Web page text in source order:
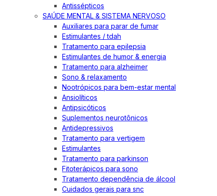
Antissépticos
SAÚDE MENTAL & SISTEMA NERVOSO
Auxiliares para parar de fumar
Estimulantes / tdah
Tratamento para epilepsia
Estimulantes de humor & energia
Tratamento para alzheimer
Sono & relaxamento
Nootrópicos para bem-estar mental
Ansiolíticos
Antipsicóticos
Suplementos neurotônicos
Antidepressivos
Tratamento para vertigem
Estimulantes
Tratamento para parkinson
Fitoterápicos para sono
Tratamento dependência de álcool
Cuidados gerais para snc